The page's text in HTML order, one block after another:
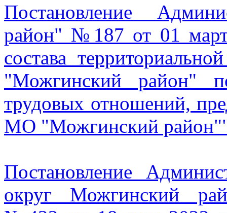
Постановление
район" №187 от 01
состава
"Можгинский район"
трудовых отношений,
МО "Можгинский
Постановление
округ Можгинский